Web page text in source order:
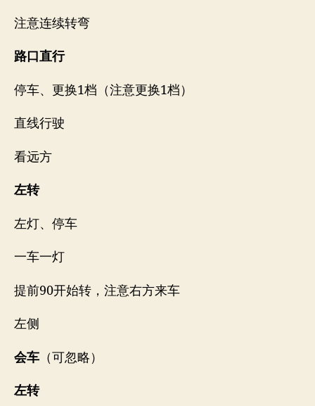
注意连续转弯
路口直行
停车、更换1档（注意更换1档）
直线行驶
看远方
左转
左灯、停车
一车一灯
提前90开始转，注意右方来车
左侧
会车 （可忽略）
左转